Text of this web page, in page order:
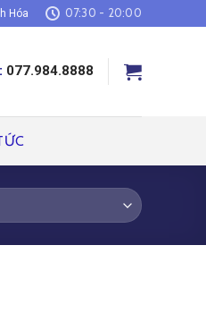
Hóa 07:30 - 20:00
077.984.8888